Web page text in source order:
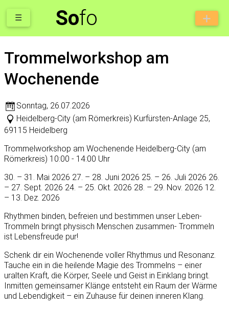
Sofo
☰
Trommelworkshop am
Wochenende
Sonntag, 26.07.2026
Heidelberg-City (am Römerkreis) Kurfürsten-Anlage 25,
69115 Heidelberg
Trommelworkshop am Wochenende Heidelberg-City (am
Römerkreis) 10:00 - 14:00 Uhr
30. – 31. Mai 2026 27. – 28. Juni 2026 25. – 26. Juli 2026 26.
– 27. Sept. 2026 24. – 25. Okt. 2026 28. – 29. Nov. 2026 12.
– 13. Dez. 2026
Rhythmen binden, befreien und bestimmen unser Leben-
Trommeln bringt physisch Menschen zusammen- Trommeln
ist Lebensfreude pur!
Schenk dir ein Wochenende voller Rhythmus und Resonanz.
Tauche ein in die heilende Magie des Trommelns – einer
uralten Kraft, die Körper, Seele und Geist in Einklang bringt.
Inmitten gemeinsamer Klänge entsteht ein Raum der Wärme
und Lebendigkeit – ein Zuhause für deinen inneren Klang.